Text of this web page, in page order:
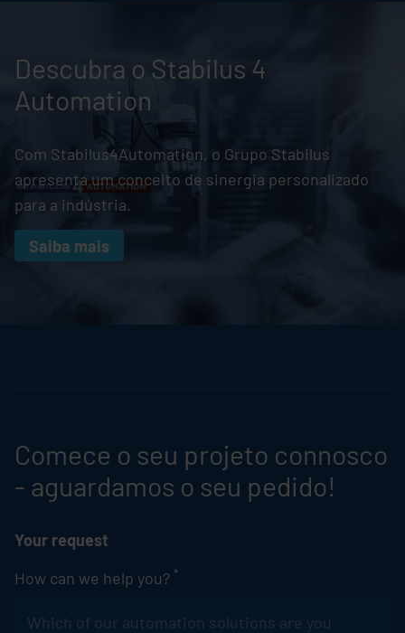
Descubra o Stabilus 4
Automation
Com Stabilus4Automation, o Grupo Stabilus
apresenta um conceito de sinergia personalizado
para a indústria.
Saiba mais
Comece o seu projeto connosco
- aguardamos o seu pedido!
Your request
How can we help you? *
Pflichtfeld